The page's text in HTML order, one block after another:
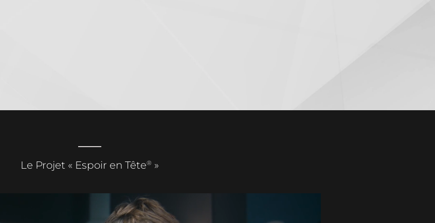
Le Projet « Espoir en Tête® »